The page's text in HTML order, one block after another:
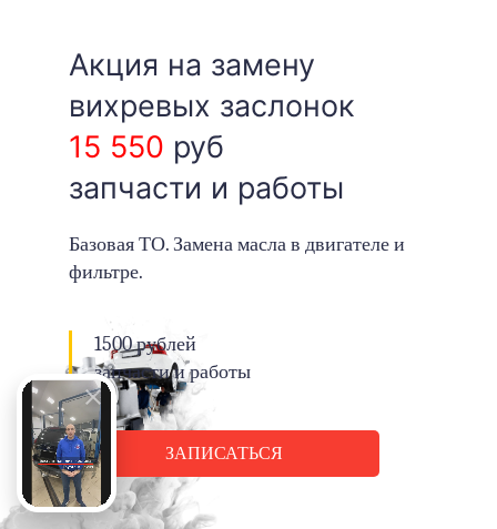
Акция на замену
вихревых заслонок
15 550 руб
запчасти и работы
Базовая ТО. Замена масла в двигателе и
фильтре.
1500 рублей
запчасти и работы
ЗАПИСАТЬСЯ